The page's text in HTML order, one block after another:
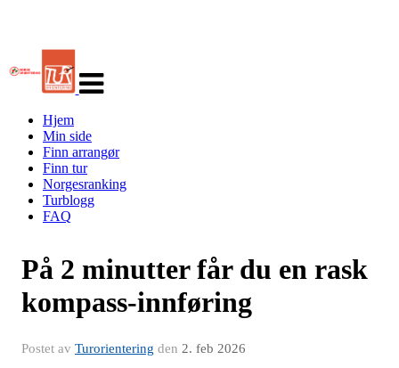
navigasjon
Hjem
Min side
Finn arrangør
Finn tur
Norgesranking
Turblogg
FAQ
På 2 minutter får du en rask
kompass-innføring
Postet av Turorientering den 2. feb 2026